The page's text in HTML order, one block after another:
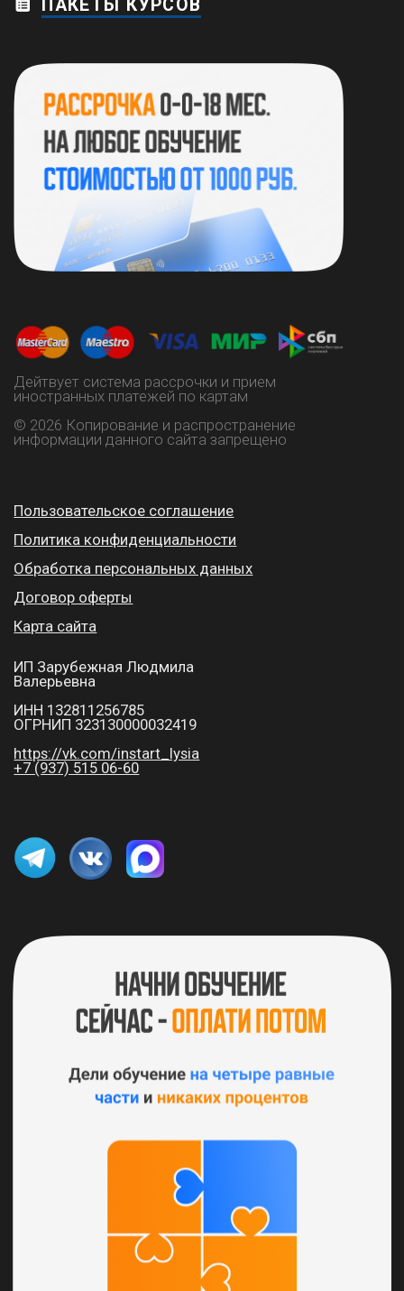
Начните обучение бесплатно!
Получить доступ на 48 часов
ИНН 132811256785
ОГРНИП 323130000032419
https://vk.com/instart_lysia
+7 (937) 515 06-60
Карта сайта